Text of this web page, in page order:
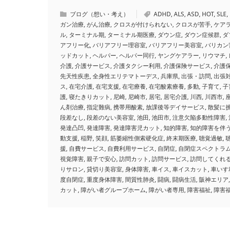
ブログ（想い・考え） ADHD,ALS,ASD, HOT,SLE,
ガン治療,がん治療, クロスが付けられない, クロスが苦手,ケア
ル, ターミナル期, ターミナル期医療, ダウン症, ダウン症候群,
アフリー化,バリアフリー理容室,バリアフリー美容室,バリカン
ッドカット ,ヘルパー,ヘルパー同行, ヤングケアラー, リウマチ,
介護,介護サービス,介護タクシー利用,介護保険サービス,介護
先天性疾患,全身性エリテマトーデス,兵庫県,出張・訪問,出張
ス,在宅介護,在宅支援,在宅療養,在宅酸素療養, 多動,子育て,子
護,寝たきりカット , 尼崎, 尼崎市, 居宅, 居宅介護, 川西, 川西市,
ん剤治療,指定難病,携帯用酸素,放課後等デイサービス,散髪に
段差なし,段差のない美容室,池田,池田市,注意欠陥多動性障害,
発達凸凹,発達障害,発達障害児カット ,知的障害,知的障害を伴
動支援,稲野,笑顔,筋萎縮性側索硬化症,終末期医療,聴覚過敏,
援, 自費サービス, 自費利用サービス, 自閉症, 自閉症スペクトラ
視覚障害,親子で安心,訪問カット ,訪問サービス,訪問してくれ
りサロン,貸切り美容室,身体障害,車イス,車イスカット ,車いす
度自閉症,重度身体障害,間質性肺炎,闘病,闘病生活,阪神エリア,
カット ,障がい者グループホーム,障がい者専用,障害福祉,障害